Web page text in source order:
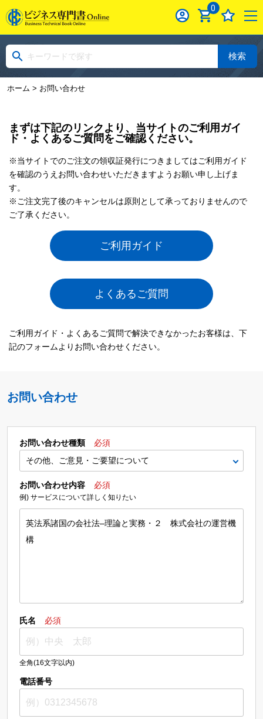
0
検索
ホーム > お問い合わせ
まずは下記のリンクより、当サイトのご利用ガイ
ド・よくあるご質問をご確認ください。
※当サイトでのご注文の領収証発行につきましてはご利用ガイド
を確認のうえお問い合わせいただきますようお願い申し上げま
す。
※ご注文完了後のキャンセルは原則として承っておりませんので
ご了承ください。
ご利用ガイド
よくあるご質問
ご利用ガイド・よくあるご質問で解決できなかったお客様は、下
記のフォームよりお問い合わせください。
お問い合わせ
お問い合わせ種類 必須
お問い合わせ内容 必須
例) サービスについて詳しく知りたい
氏名 必須
全角(16文字以内)
電話番号